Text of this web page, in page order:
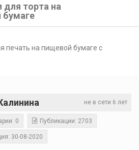
для торта на
печать на пищевой бумаге с
не в сети 6 лет
0 Публикации: 2703
30-08-2020